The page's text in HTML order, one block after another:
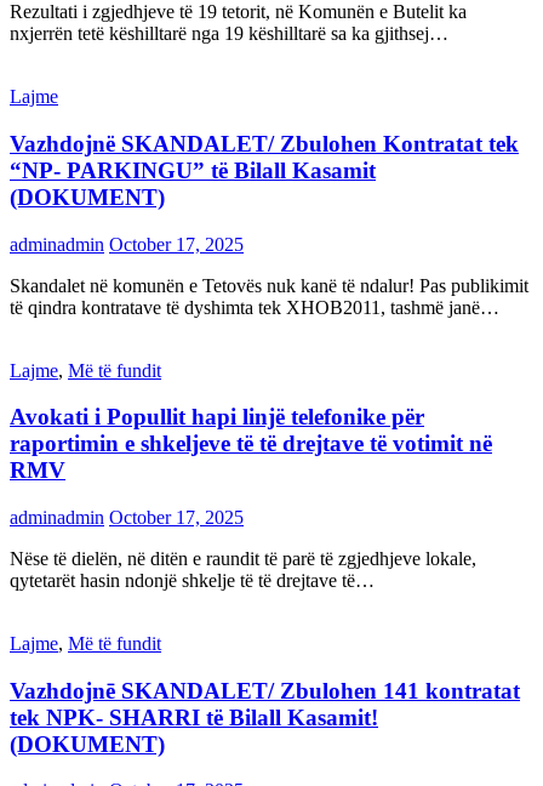
Rezultati i zgjedhjeve të 19 tetorit, në Komunën e Butelit ka
nxjerrën tetë këshilltarë nga 19 këshilltarë sa ka gjithsej…
Lajme
Vazhdojnë SKANDALET/ Zbulohen Kontratat tek
“NP- PARKINGU” të Bilall Kasamit
(DOKUMENT)
adminadmin October 17, 2025
Skandalet në komunën e Tetovës nuk kanë të ndalur! Pas publikimit
të qindra kontratave të dyshimta tek XHOB2011, tashmë janë…
Lajme, Më të fundit
Avokati i Popullit hapi linjë telefonike për
raportimin e shkeljeve të të drejtave të votimit në
RMV
adminadmin October 17, 2025
Nëse të dielën, në ditën e raundit të parë të zgjedhjeve lokale,
qytetarët hasin ndonjë shkelje të të drejtave të…
Lajme, Më të fundit
Vazhdojnē SKANDALET/ Zbulohen 141 kontratat
tek NPK- SHARRI të Bilall Kasamit!
(DOKUMENT)